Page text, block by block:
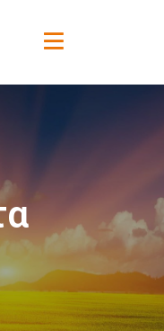
εργαλείων